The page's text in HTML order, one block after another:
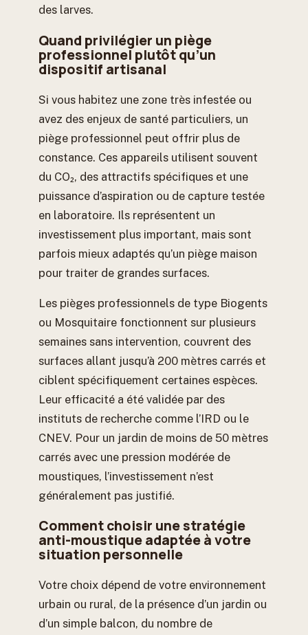
des larves.
Quand privilégier un piège
professionnel plutôt qu’un
dispositif artisanal
Si vous habitez une zone très infestée ou
avez des enjeux de santé particuliers, un
piège professionnel peut offrir plus de
constance. Ces appareils utilisent souvent
du CO₂, des attractifs spécifiques et une
puissance d’aspiration ou de capture testée
en laboratoire. Ils représentent un
investissement plus important, mais sont
parfois mieux adaptés qu’un piège maison
pour traiter de grandes surfaces.
Les pièges professionnels de type Biogents
ou Mosquitaire fonctionnent sur plusieurs
semaines sans intervention, couvrent des
surfaces allant jusqu’à 200 mètres carrés et
ciblent spécifiquement certaines espèces.
Leur efficacité a été validée par des
instituts de recherche comme l’IRD ou le
CNEV. Pour un jardin de moins de 50 mètres
carrés avec une pression modérée de
moustiques, l’investissement n’est
généralement pas justifié.
Comment choisir une stratégie
anti-moustique adaptée à votre
situation personnelle
Votre choix dépend de votre environnement
urbain ou rural, de la présence d’un jardin ou
d’un simple balcon, du nombre de